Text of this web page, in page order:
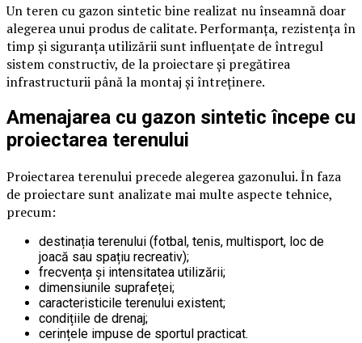
Un teren cu gazon sintetic bine realizat nu înseamnă doar
alegerea unui produs de calitate. Performanța, rezistența în
timp și siguranța utilizării sunt influențate de întregul
sistem constructiv, de la proiectare și pregătirea
infrastructurii până la montaj și întreținere.
Amenajarea cu gazon sintetic începe cu
proiectarea terenului
Proiectarea terenului precede alegerea gazonului. În faza
de proiectare sunt analizate mai multe aspecte tehnice,
precum:
destinația terenului (fotbal, tenis, multisport, loc de
joacă sau spațiu recreativ);
frecvența și intensitatea utilizării;
dimensiunile suprafeței;
caracteristicile terenului existent;
condițiile de drenaj;
cerințele impuse de sportul practicat.